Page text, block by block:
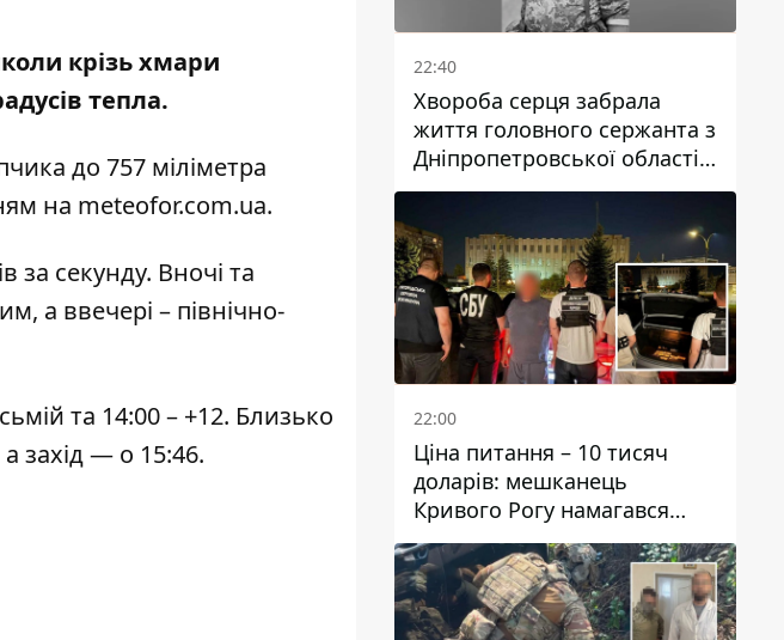
крізь хмари
тепла.
до 757 міліметра
на meteofor.com.ua.
за секунду. Вночі та
а ввечері – північно-
та 14:00 – +12. Близько
захід — о 15:46.
22:40
Хвороба серця забрала
життя головного сержанта з
Дніпропетровської області
Юрія Свистуна
22:00
Ціна питання – 10 тисяч
доларів: мешканець
Кривого Рогу намагався
переправити чоловіка до
Словаччини